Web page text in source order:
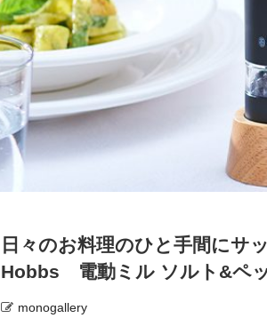
日々のお料理のひと手間にサ
Hobbs 電動ミル ソルト&ペッ
monogallery